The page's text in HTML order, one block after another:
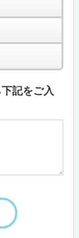
記をご入